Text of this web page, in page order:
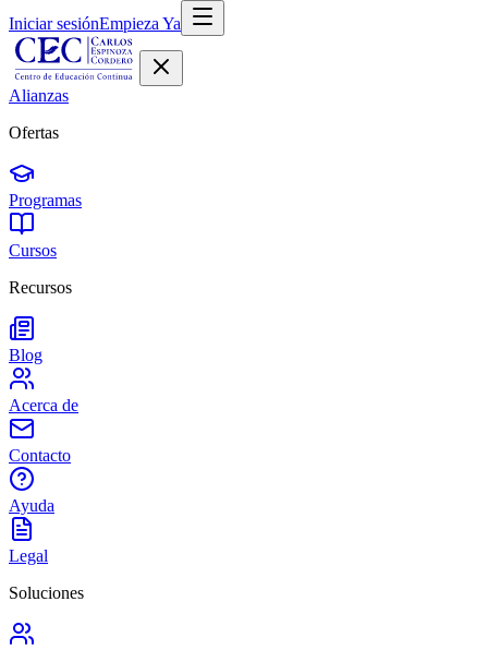
Iniciar sesiónEmpieza Ya
Alianzas
Ofertas
Programas
Cursos
Recursos
Blog
Acerca de
Contacto
Ayuda
Legal
Soluciones